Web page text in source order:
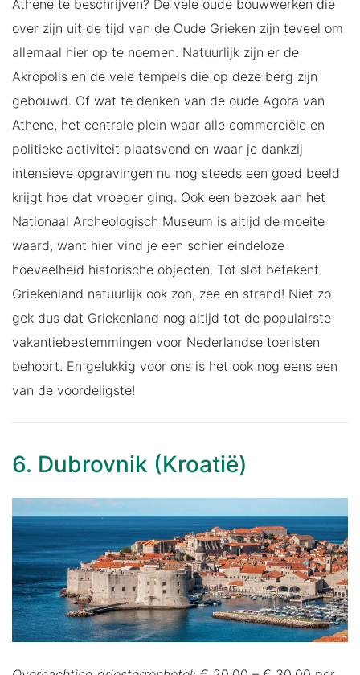
Athene te beschrijven? De vele oude bouwwerken die
over zijn uit de tijd van de Oude Grieken zijn teveel om
allemaal hier op te noemen. Natuurlijk zijn er de
Akropolis en de vele tempels die op deze berg zijn
gebouwd. Of wat te denken van de oude Agora van
Athene, het centrale plein waar alle commerciële en
politieke activiteit plaatsvond en waar je dankzij
intensieve opgravingen nu nog steeds een goed beeld
krijgt hoe dat vroeger ging. Ook een bezoek aan het
Nationaal Archeologisch Museum is altijd de moeite
waard, want hier vind je een schier eindeloze
hoeveelheid historische objecten. Tot slot betekent
Griekenland natuurlijk ook zon, zee en strand! Niet zo
gek dus dat Griekenland nog altijd tot de populairste
vakantiebestemmingen voor Nederlandse toeristen
behoort. En gelukkig voor ons is het ook nog eens een
van de voordeligste!
6. Dubrovnik (Kroatië)